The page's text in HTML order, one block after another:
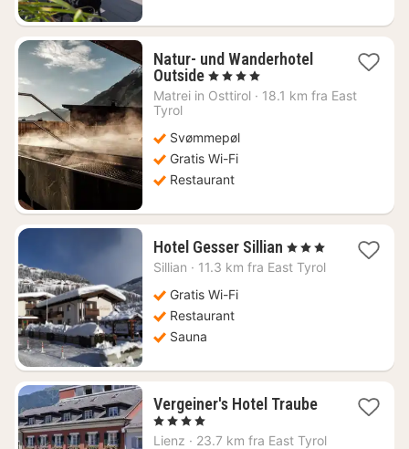
Natur- und Wanderhotel
Outside1
nat
kr.
, 4 Stjerner
Matrei in Osttirol · 18.1 km fra East
Tyrol
Svømmepøl
Gratis Wi-Fi
Restaurant
Hotel Gesser Sillian 1
nat
fra
, 3 Stjerner
Sillian · 11.3 km fra East Tyrol
Gratis Wi-Fi
Restaurant
Sauna
Vergeiner's Hotel Traube1
fra
, 4 Stjerner
Lienz · 23.7 km fra East Tyrol